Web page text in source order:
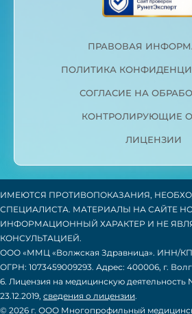
ПРАВОВАЯ
ПОЛИТИКА
СОГЛАСИЕ НА
КОНТРОЛИРУЮЩИЕ
ЛИЦЕНЗИИ
ИМЕЮТСЯ ПРОТИВОПОКАЗАНИЯ,
СПЕЦИАЛИСТА. МАТЕРИАЛЫ НА САЙТЕ
ИНФОРМАЦИОННЫЙ ХАРАКТЕР И НЕ
КОНСУЛЬТАЦИЕЙ.
ООО «ММЦ «Волжская Здравница». ИНН/КПП:
ОГРН: 1073459009293. Адрес: 400006, г.
6. Лицензия на медицинскую
23.12.2019, сведения о лицензии.
© 2026 г. ООО Многопрофильный